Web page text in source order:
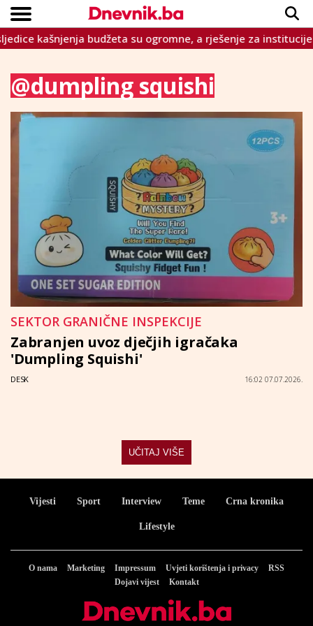
VIJESTI
SPORT
INTERVIEW
TEME
CRNA KRONIKA
LIFESTYLE
Copyright © Dnevnik.ba 2023.
kašnjenja budžeta su ogromne, a rješenje za institucije
@dumpling squishi
SEKTOR GRANIČNE INSPEKCIJE
Zabranjen uvoz dječjih igračaka
'Dumpling Squishi'
DESK 16:02 07.07.2026.
UČITAJ VIŠE
Vijesti Sport Interview Teme Crna kronika
Lifestyle
O nama Marketing Impressum Uvjeti korištenja i privacy
RSS
Dojavi vijest
Kontakt